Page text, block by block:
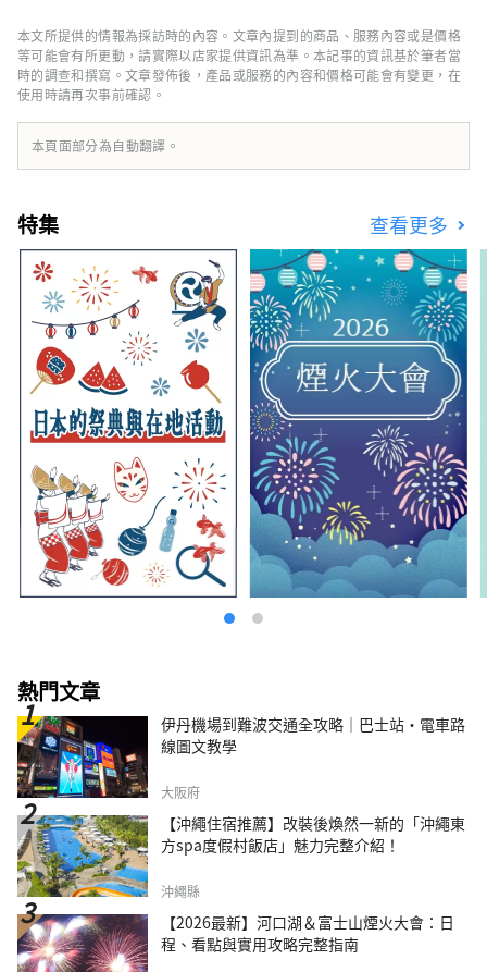
本文所提供的情報為採訪時的內容。文章內提到的商品、服務內容或是價格
等可能會有所更動，請實際以店家提供資訊為準。本記事的資訊基於筆者當
時的調查和撰寫。文章發佈後，產品或服務的內容和價格可能會有變更，在
使用時請再次事前確認。
本頁面部分為自動翻譯。
特集 查看更多
熱門文章
伊丹機場到難波交通全攻略｜巴士站・電車路
線圖文教學
大阪府
【沖繩住宿推薦】改裝後煥然一新的「沖繩東
方spa度假村飯店」魅力完整介紹！
沖繩縣
【2026最新】河口湖＆富士山煙火大會：日
程、看點與實用攻略完整指南